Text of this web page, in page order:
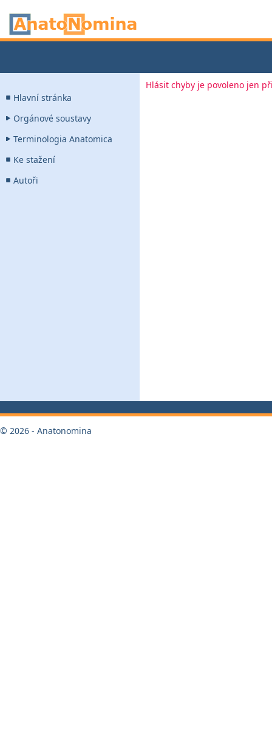
Hlavní stránka
Orgánové soustavy
Terminologia Anatomica
Ke stažení
Autoři
Hlásit chyby je povoleno jen
© 2026 - Anatonomina